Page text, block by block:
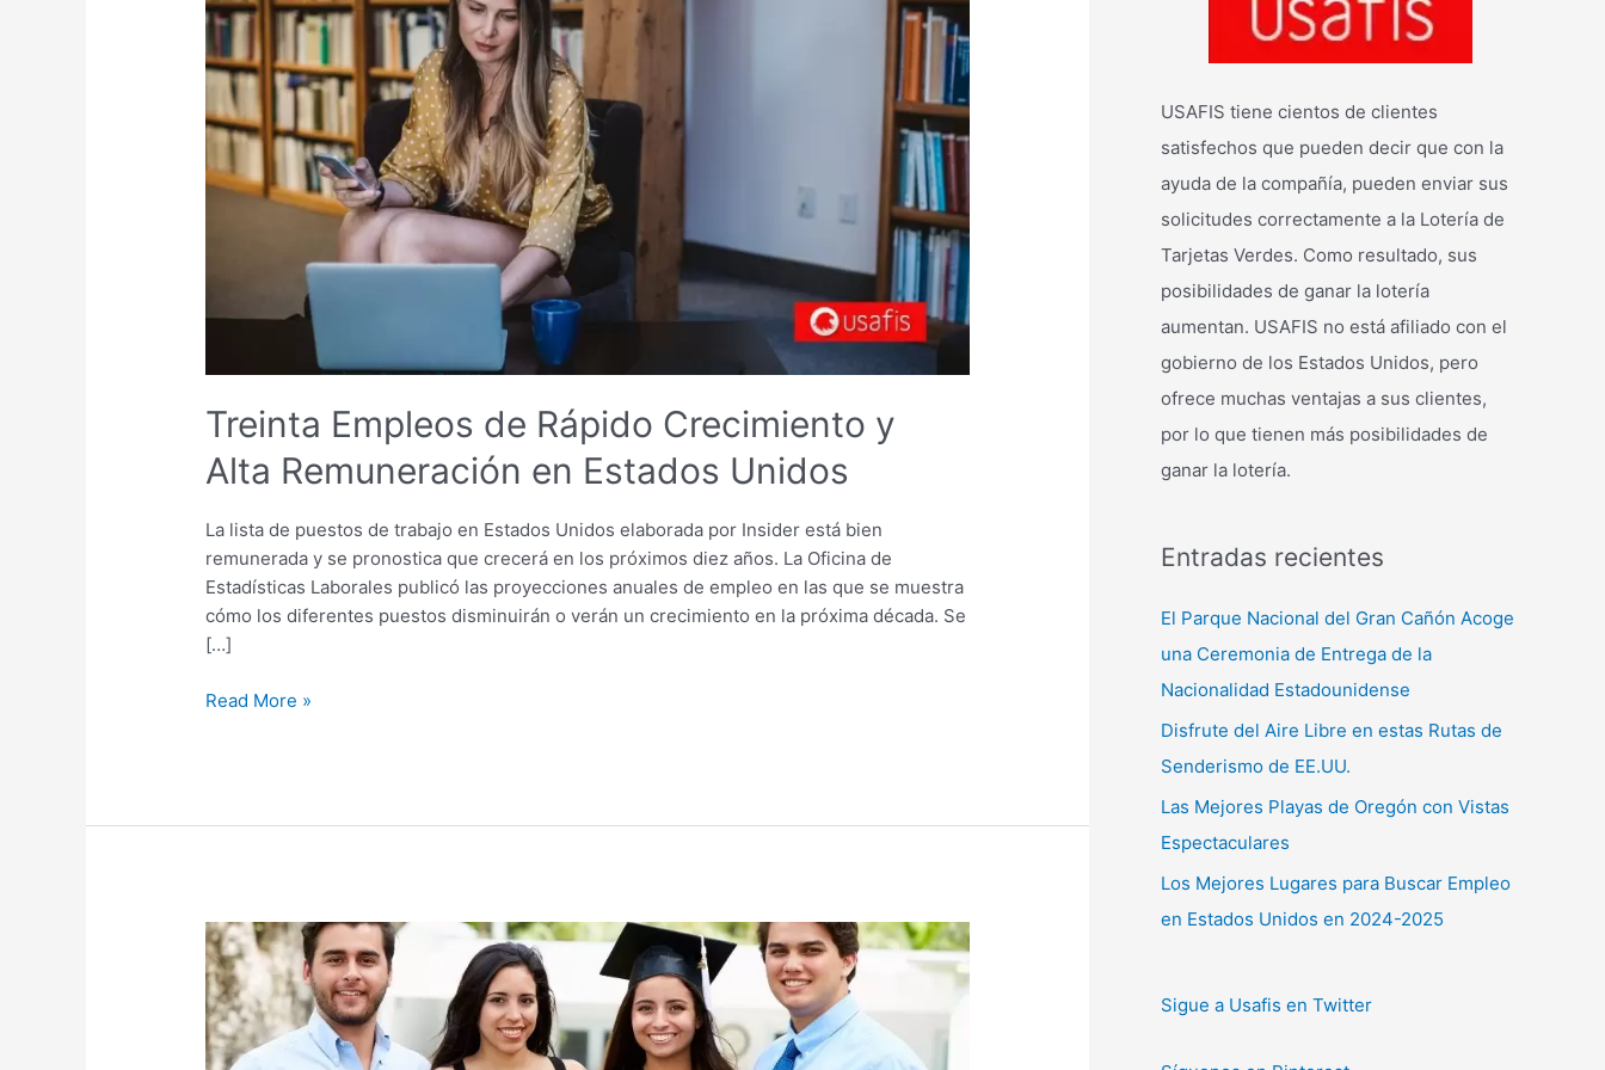
Treinta Empleos de Rápido Crecimiento y
Alta Remuneración en Estados Unidos
La lista de puestos de trabajo en Estados Unidos elaborada por Insider está bien
remunerada y se pronostica que crecerá en los próximos diez años. La Oficina de
Estadísticas Laborales publicó las proyecciones anuales de empleo en las que se muestra
cómo los diferentes puestos disminuirán o verán un crecimiento en la próxima década. Se
[…]
de
Rápido
Crecimiento
Alta
Remuneración
en
Read More »
Porcentaje
Promedio
de
la
Población
USAFIS tiene cientos de clientes
satisfechos que pueden decir que con la
ayuda de la compañía, pueden enviar sus
solicitudes correctamente a la Lotería de
Tarjetas Verdes. Como resultado, sus
posibilidades de ganar la lotería
aumentan. USAFIS no está afiliado con el
gobierno de los Estados Unidos, pero
ofrece muchas ventajas a sus clientes,
por lo que tienen más posibilidades de
ganar la lotería.
Entradas recientes
El Parque Nacional del Gran Cañón Acoge
una Ceremonia de Entrega de la
Nacionalidad Estadounidense
Disfrute del Aire Libre en estas Rutas de
Senderismo de EE.UU.
Las Mejores Playas de Oregón con Vistas
Espectaculares
Los Mejores Lugares para Buscar Empleo
en Estados Unidos en 2024-2025
Sigue a Usafis en Twitter